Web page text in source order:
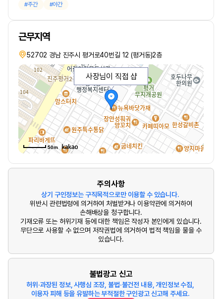
주간 야간
근무지역
52702 경남 진주시 평거로40번길 12 (평거동)2층
사장님이 직접 샵
50m
주의사항
상기 구인정보는 구직목적으로만 이용할 수 있습니다.
위반시 관련법령에 의거하여 처벌받거나 이용약관에 의거하여
손해배상을 청구합니다.
기재오류 또는 허위기재 등에 대한 책임은 작성자 본인에게 있습니다.
무단으로 사용할 수 없으며 저작권법에 의거하여 법적 책임을 물을 수
있습니다.
불법광고 신고
허위·과장된 정보, 사행심 조장, 불법·불건전 내용, 개인정보 수집,
이용자 피해 등을 유발하는 부적절한 구인광고 신고해 주세요.